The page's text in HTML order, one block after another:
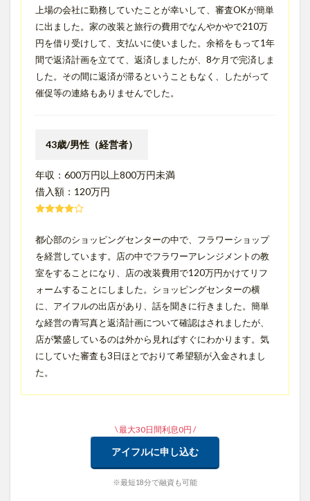
上場の会社に勤務していたことが幸いして、審査OKが簡単
に出ました。家の改装と旅行の費用でなんやかやで210万
円を借り受けして、支払いに使いました。余裕をもって1年
間で返済計画を立てて、返済しましたが、8ケ月で完済しま
した。その間に返済が滞るということもなく、したがって
催促等の連絡もありませんでした。
43歳/男性（経営者）
年収：600万円以上800万円未満
借入額：120万円
都心部のショッピングセンターの中で、フラワーショップ
を経営しています。店の中でフラワーアレンジメントの教
室をすることになり、店の改装費用で120万円かけてリフ
ォームすることにしました。ショッピングセンターの横
に、アイフルの出店があり、話を聞きに行きました。簡単
な経営の青写真と返済計画について確認はされましたが、
店が繁盛しているのは外から見ればすぐにわかります。気
にしていた審査も3日ほとでおりて希望額が入金されまし
た。
\ 最大30日間利息0円 /
アイフルに申し込む
※最短18分で融資も可能